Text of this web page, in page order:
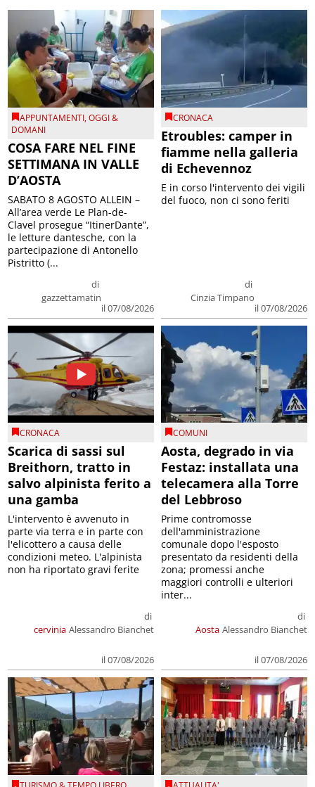
APPUNTAMENTI,OGGI &
DOMANI
COSA FARE NEL FINE
SETTIMANA IN VALLE
D’AOSTA
di
gazzettamatin
il 07/08/2026
SABATO 8 AGOSTO ALLEIN –
All’area verde Le Plan-de-
Clavel prosegue “ItinerDante”,
le letture dantesche, con la
partecipazione di Antonello
Pistritto (...
CRONACA
Etroubles: camper in
fiamme nella galleria
di Echevennoz
di
Cinzia Timpano
il 07/08/2026
E in corso l'intervento dei vigili
del fuoco, non ci sono feriti
CRONACA
Scarica di sassi sul
Breithorn, tratto in
salvo alpinista ferito a
una gamba
cervinia
di
Alessandro Bianchet
il 07/08/2026
L'intervento è avvenuto in
parte via terra e in parte con
l'elicottero a causa delle
condizioni meteo. L'alpinista
non ha riportato gravi ferite
COMUNI
Aosta, degrado in via
Festaz: installata una
telecamera alla Torre
del Lebbroso
Aosta
di
Alessandro Bianchet
il 07/08/2026
Prime contromosse
dell'amministrazione
comunale dopo l'esposto
presentato da residenti della
zona; promessi anche
maggiori controlli e ulteriori
inter...